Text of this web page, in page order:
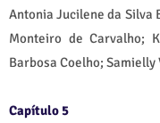
Antonia Jucilene da Silva
Monteiro de Carvalho;
Barbosa Coelho;
Capítulo 5